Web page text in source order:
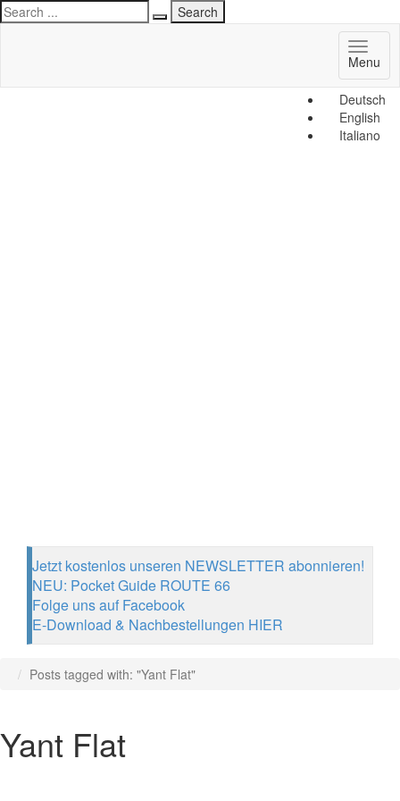
Deutsch
English
Italiano
Menu
Jetzt kostenlos unseren NEWSLETTER abonnieren!
NEU: Pocket Guide ROUTE 66
Folge uns auf Facebook
E-Download & Nachbestellungen HIER
Posts tagged with: "Yant Flat"
Yant Flat